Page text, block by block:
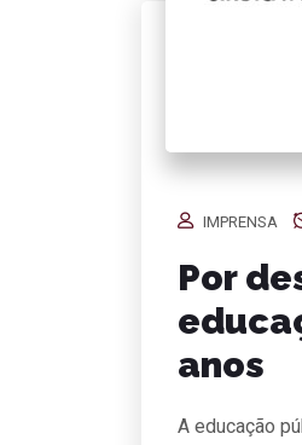
IMPRENSA
Por
anos
A educação